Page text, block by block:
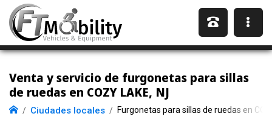
Venta y servicio de furgonetas para sillas
de ruedas en COZY LAKE, NJ
Ciudades locales Furgonetas para sillas de ruedas en